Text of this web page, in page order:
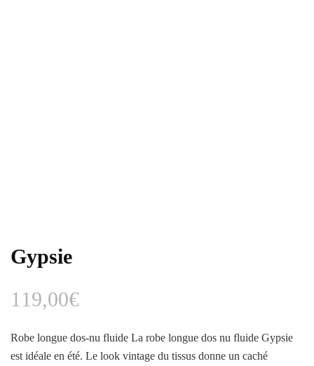
Gypsie
119,00€
Robe longue dos-nu fluide La robe longue dos nu fluide Gypsie
est idéale en été. Le look vintage du tissus donne un caché